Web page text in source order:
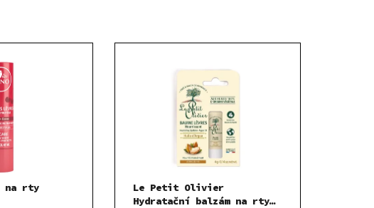
na rty
Le Petit Olivier
Hydratační balzám na rty